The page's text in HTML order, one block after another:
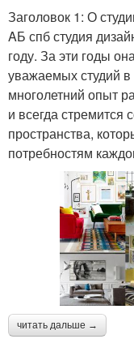
Заголовок 1: О
AБ спб студия
году. За эти годы
уважаемых студий
многолетний опыт
и всегда стремится
пространства,
потребностям
читать дальше →